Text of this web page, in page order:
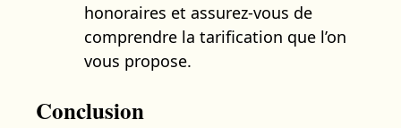
honoraires et assurez-vous de
comprendre la tarification que l’on
vous propose.
Conclusion